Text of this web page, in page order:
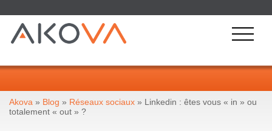
Akova » Blog » Réseaux sociaux » Linkedin : êtes vous « in » ou
totalement « out » ?